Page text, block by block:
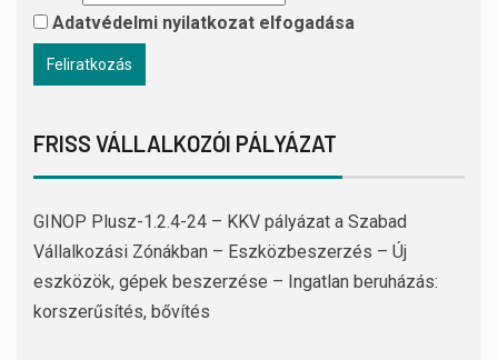
Adatvédelmi nyilatkozat elfogadása
FRISS VÁLLALKOZÓI PÁLYÁZAT
GINOP Plusz-1.2.4-24 – KKV pályázat a Szabad
Vállalkozási Zónákban – Eszközbeszerzés – Új
eszközök, gépek beszerzése – Ingatlan beruházás:
korszerűsítés, bővítés